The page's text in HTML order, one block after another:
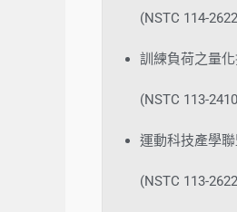
(NSTC 114-
訓練負荷之量
(NSTC 113-
運動科技產學
(NSTC 113-